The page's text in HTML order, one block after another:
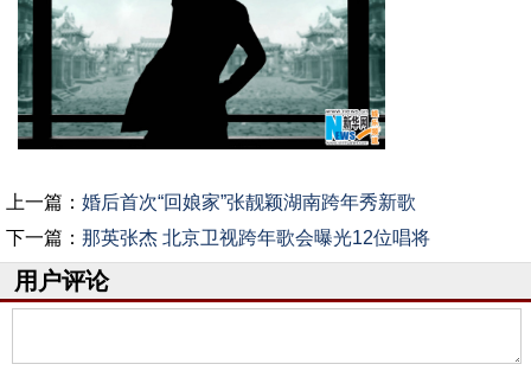
上一篇： 婚后首次“回娘家”张靓颖湖南跨年秀新歌
下一篇： 那英张杰 北京卫视跨年歌会曝光12位唱将
用户评论